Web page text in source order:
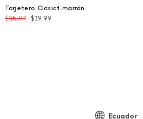
Talla Única
AGREGAR AL CARRITO
Tarjetero Clasict marrón
$35,97 $19,99
Ecuador